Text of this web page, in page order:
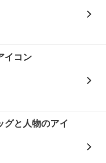
イコン
グと人物のアイ